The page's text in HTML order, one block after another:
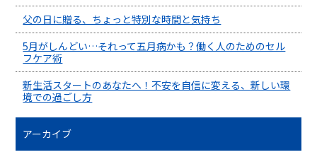
父の日に贈る、ちょっと特別な時間と気持ち
5月がしんどい…それって五月病かも？働く人のためのセル
フケア術
新生活スタートのあなたへ！不安を自信に変える、新しい環
境での過ごし方
アーカイブ